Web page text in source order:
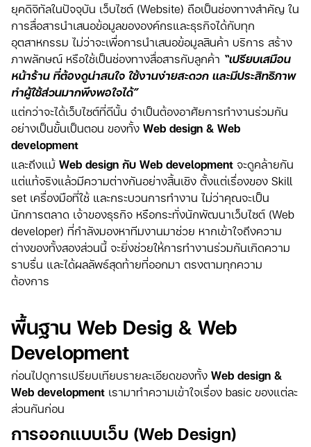
ยุคดิจิทัลในปัจจุบัน เว็บไซต์ (Website) ถือเป็นช่องทางสำคัญ ใน
การสื่อสารนำเสนอข้อมูลขององค์กรและธุรกิจได้กับทุก
อุตสาหกรรม ไม่ว่าจะเพื่อการนำเสนอข้อมูลสินค้า บริการ สร้าง
ภาพลักษณ์ หรือใช้เป็นช่องทางสื่อสารกับลูกค้า “เปรียบเสมือน
หน้าร้าน ที่ต้องดูน่าสนใจ ใช้งานง่ายสะดวก และมีประสิทธิภาพ
ทำผู้ใช้ส่วนมากพึงพอใจได้”
แต่กว่าจะได้เว็บไซต์ที่ดีนั้น จำเป็นต้องอาศัยการทำงานร่วมกัน
อย่างเป็นขั้นเป็นตอน ของทั้ง Web design & Web
development
และถึงแม้ Web design กับ Web development จะดูคล้ายกัน
แต่แท้จริงแล้วมีความต่างกันอย่างสิ้นเชิง ตั้งแต่เรื่องของ Skill
set เครื่องมือที่ใช้ และกระบวนการทำงาน ไม่ว่าคุณจะเป็น
นักการตลาด เจ้าของธุรกิจ หรือกระทั่งนักพัฒนาเว็บไซต์ (Web
developer) ที่กำลังมองหาทีมงานมาช่วย หากเข้าใจถึงความ
ต่างของทั้งสองส่วนนี้ จะยิ่งช่วยให้การทำงานร่วมกันเกิดความ
ราบรื่น และได้ผลลัพธ์สุดท้ายที่ออกมา ตรงตามทุกความ
ต้องการ
พื้นฐาน Web Desig & Web
Development
ก่อนไปดูการเปรียบเทียบรายละเอียดของทั้ง Web design &
Web development เรามาทำความเข้าใจเรื่อง basic ของแต่ละ
ส่วนกันก่อน
การออกแบบเว็บ (Web Design)